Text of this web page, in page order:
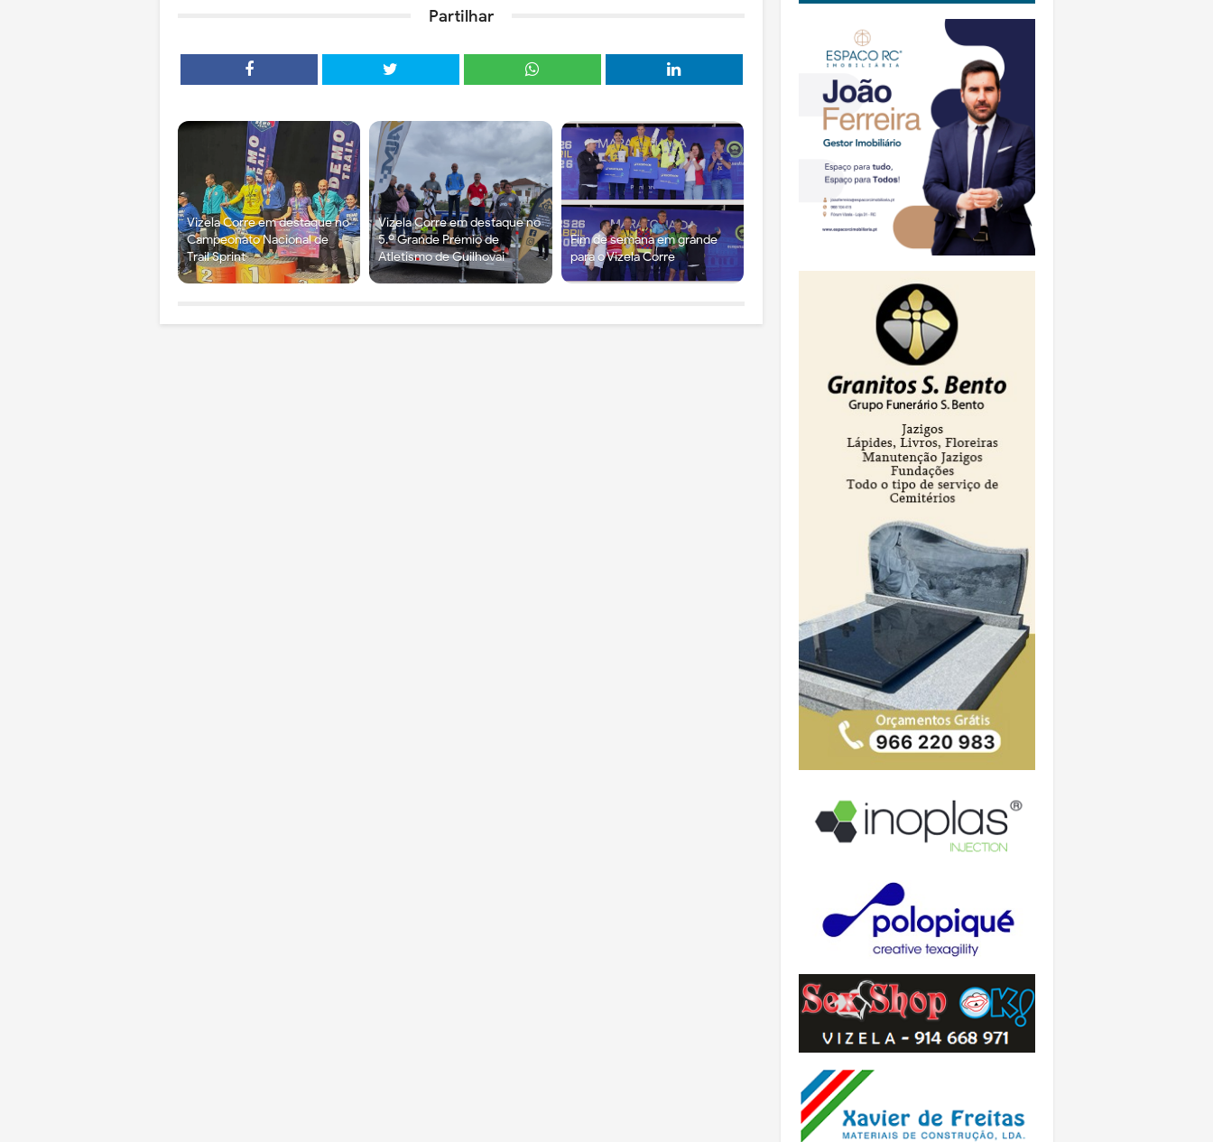
Partilhar
Vizela Corre em destaque no
Campeonato Nacional de
Trail Sprint
Vizela Corre em destaque no
5.º Grande Prémio de
Atletismo de Guilhovai
Fim de semana em grande
para o Vizela Corre